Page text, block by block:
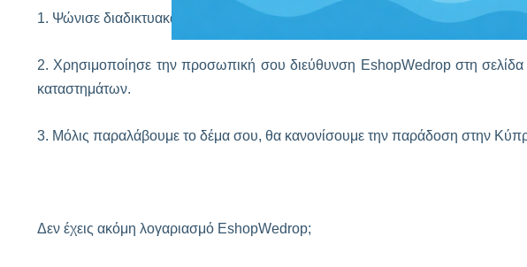
1. Ψώνισε διαδικτυακά από τα αγαπημένα σου καταστήματα του εξωτερικού.
2. Χρησιμοποίησε την προσωπική σου διεύθυνση EshopWedrop στη
καταστημάτων.
3. Μόλις παραλάβουμε το δέμα σου, θα κανονίσουμε την παράδοση στην
Δεν έχεις ακόμη λογαριασμό EshopWedrop;